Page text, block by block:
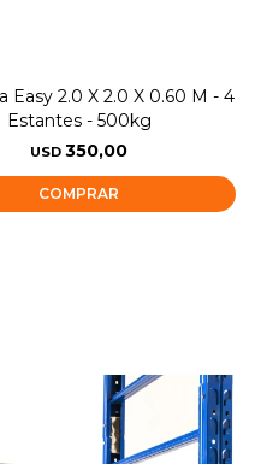
Easy 2.0 X 2.0 X 0.60 M - 4
Estantes - 500kg
USD 350,00